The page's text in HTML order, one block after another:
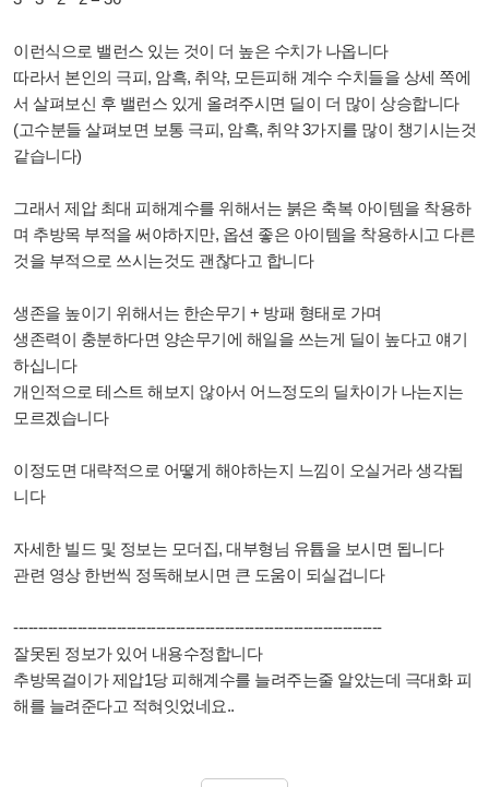
이런식으로 밸런스 있는 것이 더 높은 수치가 나옵니다
따라서 본인의 극피, 암흑, 취약, 모든피해 계수 수치들을 상세 쪽에
서 살펴보신 후 밸런스 있게 올려주시면 딜이 더 많이 상승합니다
(고수분들 살펴보면 보통 극피, 암흑, 취약 3가지를 많이 챙기시는것
같습니다)
그래서 제압 최대 피해계수를 위해서는 붉은 축복 아이템을 착용하
며 추방목 부적을 써야하지만, 옵션 좋은 아이템을 착용하시고 다른
것을 부적으로 쓰시는것도 괜찮다고 합니다
생존을 높이기 위해서는 한손무기 + 방패 형태로 가며
생존력이 충분하다면 양손무기에 해일을 쓰는게 딜이 높다고 얘기
하십니다
개인적으로 테스트 해보지 않아서 어느정도의 딜차이가 나는지는
모르겠습니다
이정도면 대략적으로 어떻게 해야하는지 느낌이 오실거라 생각됩
니다
자세한 빌드 및 정보는 모더집, 대부형님 유튭을 보시면 됩니다
관련 영상 한번씩 정독해보시면 큰 도움이 되실겁니다
---------------------------------------------------------------------------
잘못된 정보가 있어 내용수정합니다
추방목걸이가 제압1당 피해계수를 늘려주는줄 알았는데 극대화 피
해를 늘려준다고 적혀잇었네요..